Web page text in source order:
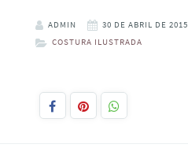
ADMIN 30 DE ABRIL DE 2015
COSTURA ILUSTRADA